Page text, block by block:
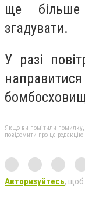
ще більше
згадувати.
У разі
Якщо ви помітили помилку,
повідомити про це редакцію
Авторизуйтесь, щоб